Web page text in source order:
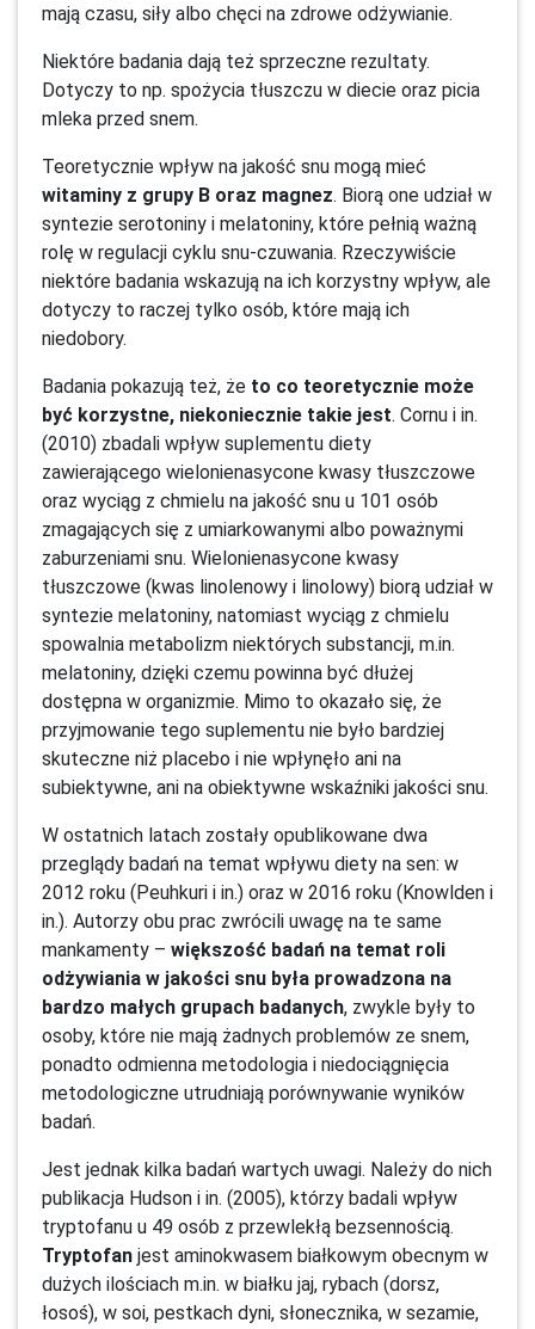
mają czasu, siły albo chęci na zdrowe odżywianie.
Niektóre badania dają też sprzeczne rezultaty.
Dotyczy to np. spożycia tłuszczu w diecie oraz picia
mleka przed snem.
Teoretycznie wpływ na jakość snu mogą mieć
witaminy z grupy B oraz magnez. Biorą one udział w
syntezie serotoniny i melatoniny, które pełnią ważną
rolę w regulacji cyklu snu-czuwania. Rzeczywiście
niektóre badania wskazują na ich korzystny wpływ, ale
dotyczy to raczej tylko osób, które mają ich
niedobory.
Badania pokazują też, że to co teoretycznie może
być korzystne, niekoniecznie takie jest. Cornu i in.
(2010) zbadali wpływ suplementu diety
zawierającego wielonienasycone kwasy tłuszczowe
oraz wyciąg z chmielu na jakość snu u 101 osób
zmagających się z umiarkowanymi albo poważnymi
zaburzeniami snu. Wielonienasycone kwasy
tłuszczowe (kwas linolenowy i linolowy) biorą udział w
syntezie melatoniny, natomiast wyciąg z chmielu
spowalnia metabolizm niektórych substancji, m.in.
melatoniny, dzięki czemu powinna być dłużej
dostępna w organizmie. Mimo to okazało się, że
przyjmowanie tego suplementu nie było bardziej
skuteczne niż placebo i nie wpłynęło ani na
subiektywne, ani na obiektywne wskaźniki jakości snu.
W ostatnich latach zostały opublikowane dwa
przeglądy badań na temat wpływu diety na sen: w
2012 roku (Peuhkuri i in.) oraz w 2016 roku (Knowlden i
in.). Autorzy obu prac zwrócili uwagę na te same
mankamenty – większość badań na temat roli
odżywiania w jakości snu była prowadzona na
bardzo małych grupach badanych, zwykle były to
osoby, które nie mają żadnych problemów ze snem,
ponadto odmienna metodologia i niedociągnięcia
metodologiczne utrudniają porównywanie wyników
badań.
Jest jednak kilka badań wartych uwagi. Należy do nich
publikacja Hudson i in. (2005), którzy badali wpływ
tryptofanu u 49 osób z przewlekłą bezsennością.
Tryptofan jest aminokwasem białkowym obecnym w
dużych ilościach m.in. w białku jaj, rybach (dorsz,
łosoś), w soi, pestkach dyni, słonecznika, w sezamie,